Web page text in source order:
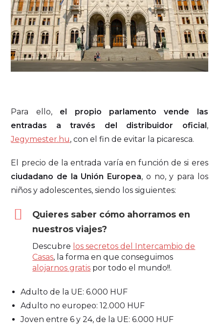
Para ello, el propio parlamento vende las
entradas a través del distribuidor oficial ,
Jegymester.hu, con el fin de evitar la picaresca.
El precio de la entrada varía en función de si eres
ciudadano de la Unión Europea, o no, y para los
niños y adolescentes, siendo los siguientes:
Quieres saber cómo ahorramos en
nuestros viajes?
Descubre los secretos del Intercambio de
Casas, la forma en que conseguimos
alojarnos gratis por todo el mundo!!.
Adulto de la UE: 6.000 HUF
Adulto no europeo: 12.000 HUF
Joven entre 6 y 24, de la UE: 6.000 HUF